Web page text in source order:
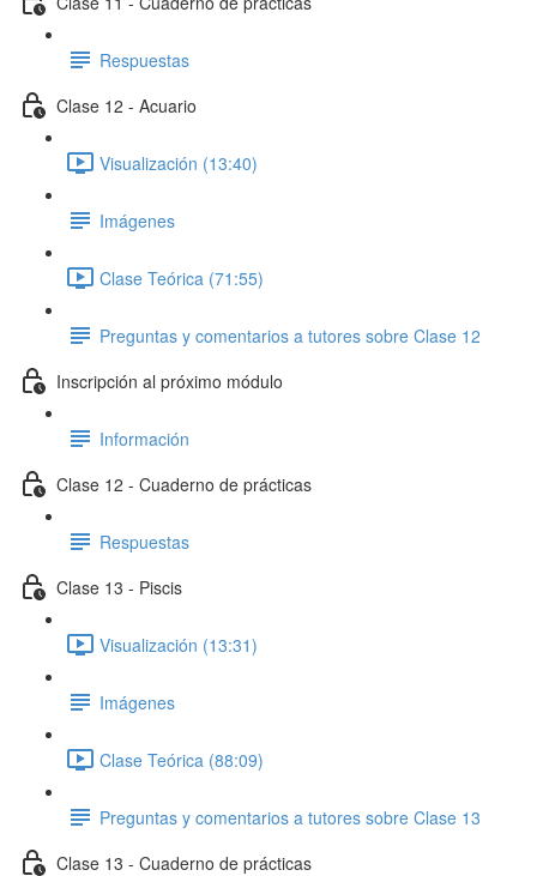
Respuestas
Clase 12 - Acuario
Visualización (13:40)
Imágenes
Clase Teórica (71:55)
Preguntas y comentarios a tutores sobre Clase 12
Inscripción al próximo módulo
Información
Clase 12 - Cuaderno de prácticas
Respuestas
Clase 13 - Piscis
Visualización (13:31)
Imágenes
Clase Teórica (88:09)
Preguntas y comentarios a tutores sobre Clase 13
Clase 13 - Cuaderno de prácticas